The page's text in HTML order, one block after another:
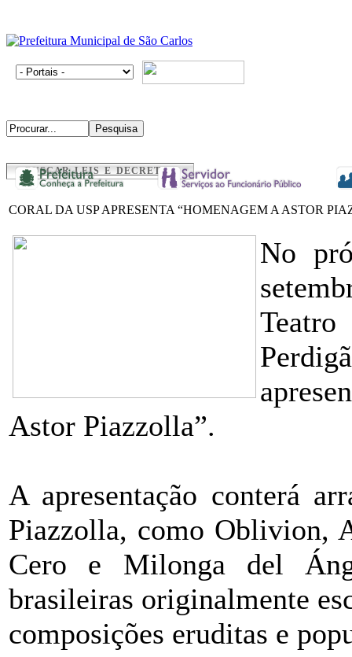
BUSCAR LEIS E DECRETOS
CORAL DA USP APRESENTA “HOMENAGEM A ASTOR
No
Astor Piazzolla”.
A apresentação conterá
Piazzolla, como Oblivion,
Cero e Milonga del
brasileiras originalmente
composições eruditas e